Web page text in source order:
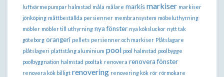
luftvärmepumpar halmstad måla målare markismarkiser markiser
jönköping måttbeställda persienner membransystem möbeluthyrning
möbler möbler till uthyrning nya fönster nya köksluckor nytt tak
göteborg orangeri pellets persienner och markiser Plåtslagare
plåtslageri plattstång aluminium pool pool halmstad poolbygge
poolbyggnation halmstad pooltak renovera renovera fönster
renovera kök billigt renovering renovering kök rör rörmokare